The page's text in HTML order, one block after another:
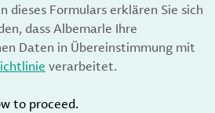
dieses Formulars erklären Sie sich
dass Albemarle Ihre
Daten in Übereinstimmung mit
verarbeitet.
to proceed.